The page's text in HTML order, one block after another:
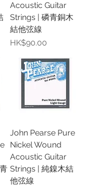
Acoustic Guitar
Strings | 磷青銅木
結他弦線
價格
HK$90.00
John Pearse Pure
Nickel Wound
Acoustic Guitar
Strings | 純鎳木結
他弦線